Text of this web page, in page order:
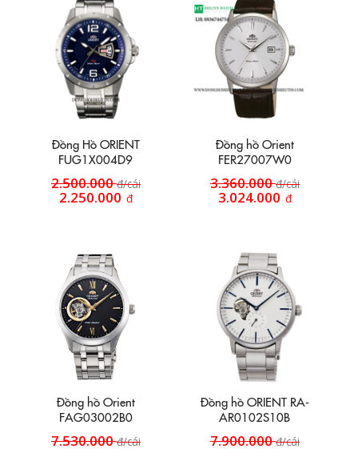
Đồng Hồ ORIENT
FUG1X004D9
2.500.000đ/cái
2.250.000 đ
Đồng hồ Orient
FER27007W0
3.360.000đ/cái
3.024.000 đ
Đồng hồ Orient
FAG03002B0
7.530.000đ/cái
Đồng hồ ORIENT RA-
AR0102S10B
7.900.000đ/cái